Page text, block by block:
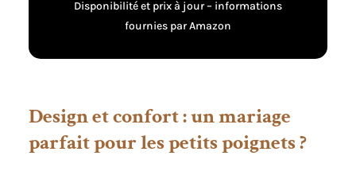
Disponibilité et prix à jour – informations
fournies par Amazon
Design et confort : un mariage
parfait pour les petits poignets ?